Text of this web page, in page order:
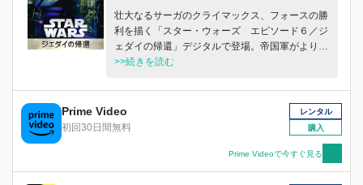
壮大なるサーガのクライマックス、フォースの勝
利を描く「スター・ウォーズ エピソード６／ジ
ェダイの帰還」デジタルで登場。帝国軍がより強
力な第２デス・スターの建造を進めている中、反
計画していた。一方、ルーク・スカイウォーカー
は、邪悪な皇帝の前でダース・ベイダーとの最後
の戦いに挑む。
>>続きを読む
Prime Video
初回30日間無料
レンタル
購入
Prime Videoで今すぐ見る